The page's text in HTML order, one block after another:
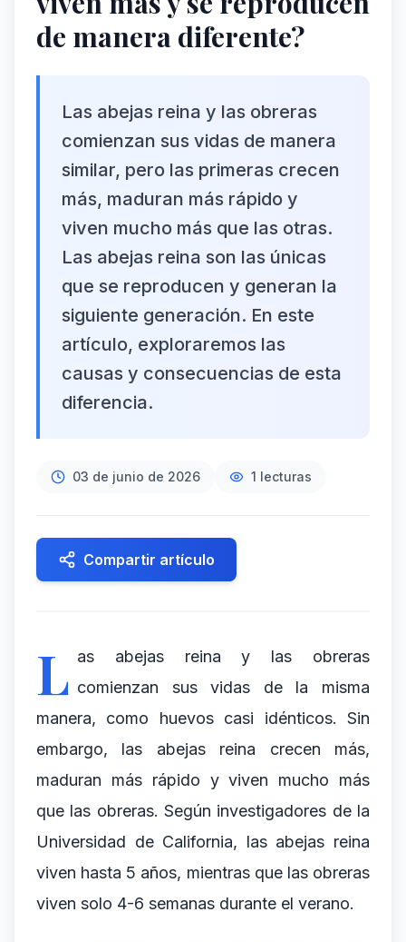
de manera diferente?
Las abejas reina y las obreras
comienzan sus vidas de manera
similar, pero las primeras crecen
más, maduran más rápido y
viven mucho más que las otras.
Las abejas reina son las únicas
que se reproducen y generan la
siguiente generación. En este
artículo, exploraremos las
causas y consecuencias de esta
diferencia.
03 de junio de 2026 1 lecturas
Compartir artículo
L as abejas reina y las obreras
comienzan sus vidas de la misma
manera, como huevos casi idénticos. Sin
embargo, las abejas reina crecen más,
maduran más rápido y viven mucho más
que las obreras. Según investigadores de la
Universidad de California, las abejas reina
viven hasta 5 años, mientras que las obreras
viven solo 4-6 semanas durante el verano.